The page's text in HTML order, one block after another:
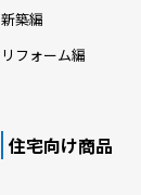
新築編
リフォーム編
住宅向け商品